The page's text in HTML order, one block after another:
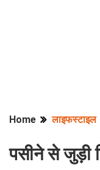
Home लाइफस्टाइल
पसीने से जुड़ी